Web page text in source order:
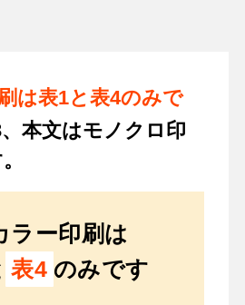
は表1と表4のみで
本文はモノクロ印
ラー印刷は
表4 のみです